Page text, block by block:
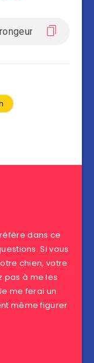
dans ce
Si vous
chien, votre
pas à me les
me ferai un
même figurer